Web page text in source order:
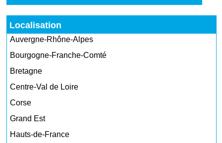
Localisation
Auvergne-Rhône-Alpes
Bourgogne-Franche-Comté
Bretagne
Centre-Val de Loire
Corse
Grand Est
Hauts-de-France